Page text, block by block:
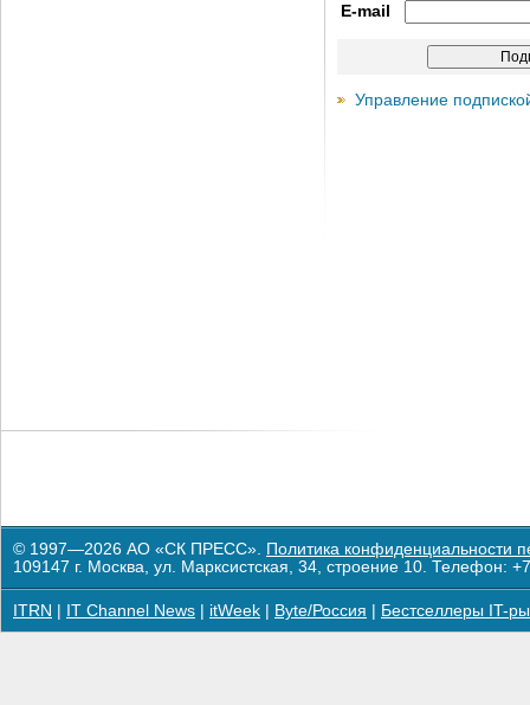
E-mail
Управление
© 1997—2026 АО «СК ПРЕСС». Политика конфиденциальности
109147 г. Москва, ул. Марксистская, 34, строение 10. Телефон:
ITRN IT Channel News itWeek Byte/Россия Бестселлеры IT-